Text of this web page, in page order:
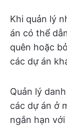
Khi quản lý
án có thể
quên hoặc
các dự án
Quản lý
các dự án ở
ngắn hạn